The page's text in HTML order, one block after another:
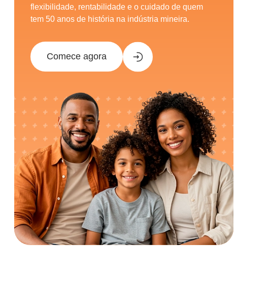
flexibilidade, rentabilidade e o cuidado de quem
tem 50 anos de história na indústria mineira.
Comece agora